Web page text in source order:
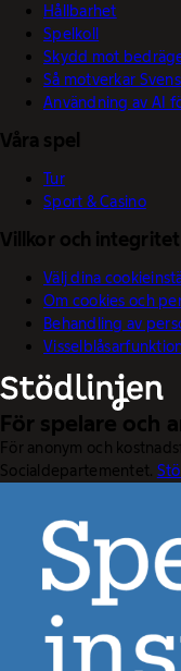
Hållbarhet
Spelkoll
Skydd mot
Så motverkar
Användning av AI
Våra spel
Tur
Sport & Casino
Villkor och integritet
Välj dina
Om cookies och
Behandling av
För spelare och
För anonym och
Socialdepartementet.